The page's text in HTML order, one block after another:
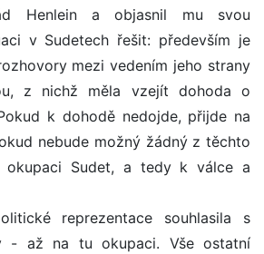
Henlein a objasnil mu svou
v Sudetech řešit: především je
mezi vedením jeho strany
z nichž měla vzejít dohoda o
k dohodě nedojde, přijde na
nebude možný žádný z těchto
okupaci Sudet, a tedy k válce a
reprezentace souhlasila s
- až na tu okupaci. Vše ostatní